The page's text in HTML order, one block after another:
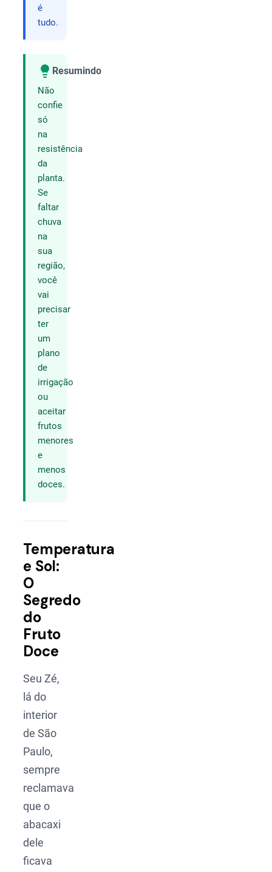
é
tudo.
Resumindo
Não
confie
só
na
resistência
da
planta.
Se
faltar
chuva
na
sua
região,
você
vai
precisar
ter
um
plano
de
irrigação
ou
aceitar
frutos
menores
e
menos
doces.
Temperatura
e Sol:
O
Segredo
do
Fruto
Doce
Seu Zé,
lá do
interior
de São
Paulo,
sempre
reclamava
que o
abacaxi
dele
ficava